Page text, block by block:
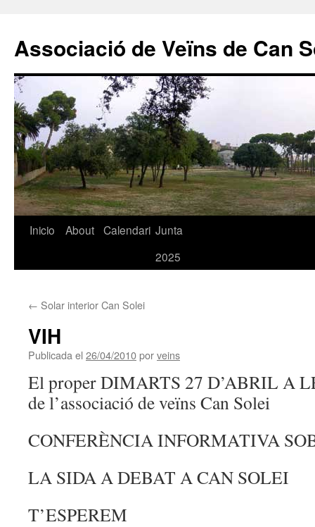
Associació de Veïns de Can
Saltar
Inicio About Calendari Junta
2025
← Solar interior Can Solei
VIH
Publicada el 26/04/2010porveins
El proper DIMARTS 27 D’ABRIL A
de l’associació de veïns Can Solei
CONFERÈNCIA INFORMATIVA
LA SIDA A DEBAT A CAN SOLEI
T’ESPEREM